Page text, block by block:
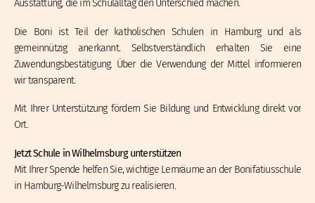
Ausstattung, die im Schulalltag den Unterschied machen.
Die Boni ist Teil der katholischen Schulen in Hamburg und als
gemeinnützig anerkannt. Selbstverständlich erhalten Sie eine
Zuwendungsbestätigung. Über die Verwendung der Mittel informieren
wir transparent.
Mit Ihrer Unterstützung fördern Sie Bildung und Entwicklung direkt vor
Ort.
Jetzt Schule in Wilhelmsburg unterstützen
Mit Ihrer Spende helfen Sie, wichtige Lernräume an der Bonifatiusschule
in Hamburg-Wilhelmsburg zu realisieren.